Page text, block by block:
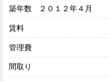
築年数 ２０１２年４月
賃料
管理費
間取り